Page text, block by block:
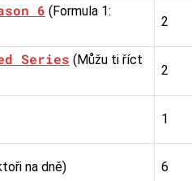
6 (Formula 1:
2
Series (Můžu ti říct
2
1
na dně) 6